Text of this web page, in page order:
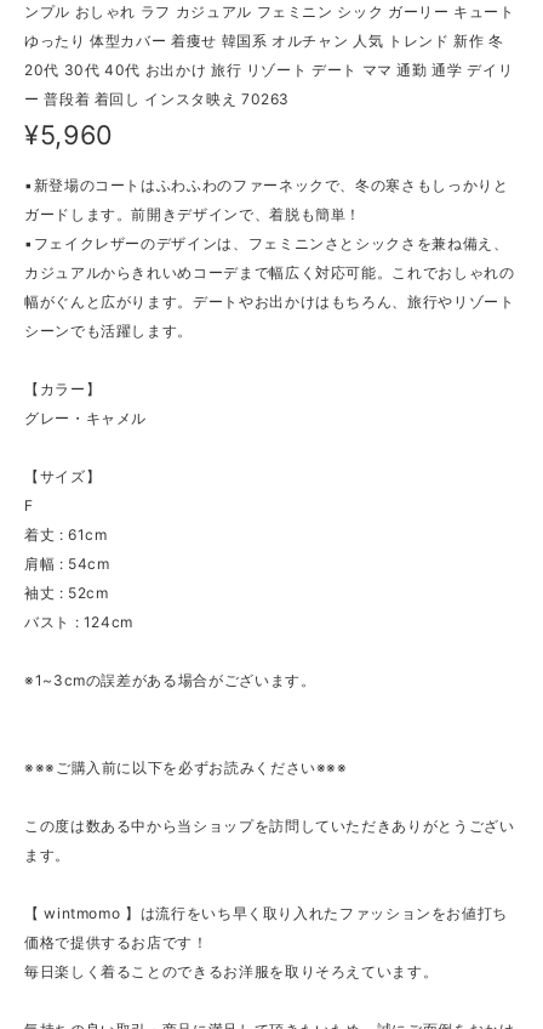
ンプル おしゃれ ラフ カジュアル フェミニン シック ガーリー キュート
ゆったり 体型カバー 着痩せ 韓国系 オルチャン 人気 トレンド 新作 冬
20代 30代 40代 お出かけ 旅行 リゾート デート ママ 通勤 通学 デイリ
ー 普段着 着回し インスタ映え 70263
¥5,960
▪新登場のコートはふわふわのファーネックで、冬の寒さもしっかりと
ガードします。前開きデザインで、着脱も簡単！
▪フェイクレザーのデザインは、フェミニンさとシックさを兼ね備え、
カジュアルからきれいめコーデまで幅広く対応可能。これでおしゃれの
幅がぐんと広がります。デートやお出かけはもちろん、旅行やリゾート
シーンでも活躍します。
【カラー】
グレー・キャメル
【サイズ】
F
着丈 : 61cm
肩幅 : 54cm
袖丈 : 52cm
バスト : 124cm
※1~3cmの誤差がある場合がございます。
※※※ご購入前に以下を必ずお読みください※※※
この度は数ある中から当ショップを訪問していただきありがとうござい
ます。
【 wintmomo 】は流行をいち早く取り入れたファッションをお値打ち
価格で提供するお店です！
毎日楽しく着ることのできるお洋服を取りそろえています。